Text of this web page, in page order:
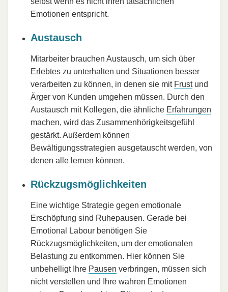
Emotionen entspricht.
Austausch
Mitarbeiter brauchen Austausch, um sich über
Erlebtes zu unterhalten und Situationen besser
verarbeiten zu können, in denen sie mit Frustund
Ärger von Kunden umgehen müssen. Durch den
Austausch mit Kollegen, die ähnliche Erfahrungen
machen, wird das Zusammenhörigkeitsgefühl
gestärkt. Außerdem können
Bewältigungsstrategien ausgetauscht werden, von
denen alle lernen können.
Rückzugsmöglichkeiten
Eine wichtige Strategie gegen emotionale
Erschöpfung sind Ruhepausen. Gerade bei
Emotional Labour benötigen Sie
Rückzugsmöglichkeiten, um der emotionalen
Belastung zu entkommen. Hier können Sie
unbehelligt Ihre Pausen verbringen, müssen sich
nicht verstellen und Ihre wahren Emotionen